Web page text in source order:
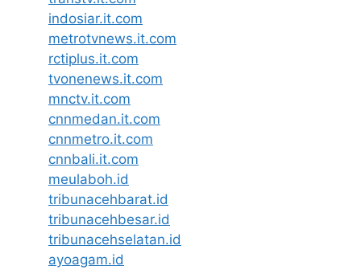
indosiar.it.com
metrotvnews.it.com
rctiplus.it.com
tvonenews.it.com
mnctv.it.com
cnnmedan.it.com
cnnmetro.it.com
cnnbali.it.com
meulaboh.id
tribunacehbarat.id
tribunacehbesar.id
tribunacehselatan.id
ayoagam.id